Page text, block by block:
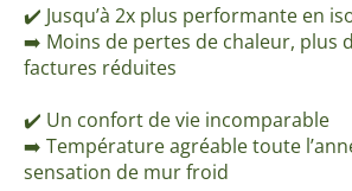
✔️ Jusqu’à 2x plus performante en
➡️ Moins de pertes de chaleur, plus
factures réduites
✔️ Un confort de vie incomparable
➡️ Température agréable toute
sensation de mur froid